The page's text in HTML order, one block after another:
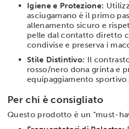
Igiene e Protezione:
asciugamano è il primo
allenamento sicuro e
pelle dal contatto diretto
condivise e preserva i
Stile Distintivo: Il
rosso/nero dona grinta e
equipaggiamento sportivo.
Per chi è consigliato
Questo prodotto è un "must-